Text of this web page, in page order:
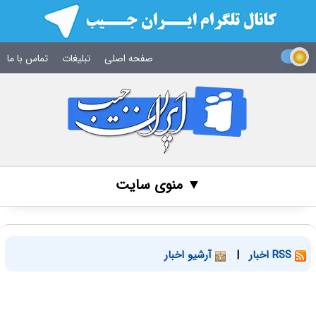
صفحه اصلی تبلیغات تماس با ما
▼ منوی سایت
| آرشیو اخبار